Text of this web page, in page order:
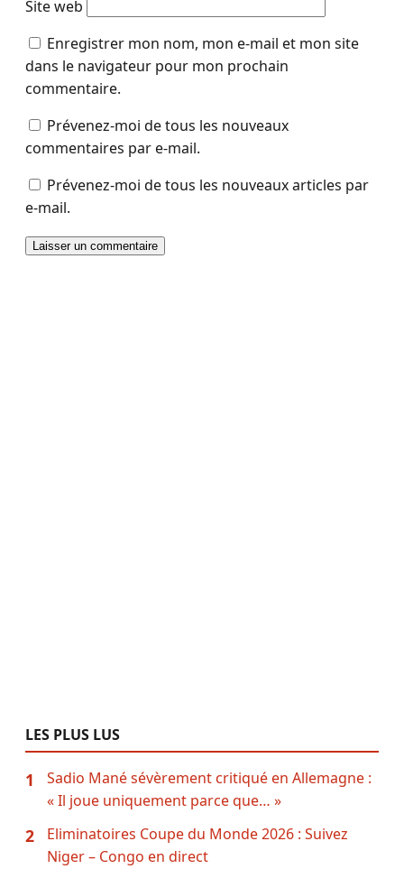
Site web
Enregistrer mon nom, mon e-mail et mon site
dans le navigateur pour mon prochain
commentaire.
Prévenez-moi de tous les nouveaux
commentaires par e-mail.
Prévenez-moi de tous les nouveaux articles par
e-mail.
LES PLUS LUS
1
Sadio Mané sévèrement critiqué en Allemagne :
« Il joue uniquement parce que… »
2
Eliminatoires Coupe du Monde 2026 : Suivez
Niger – Congo en direct